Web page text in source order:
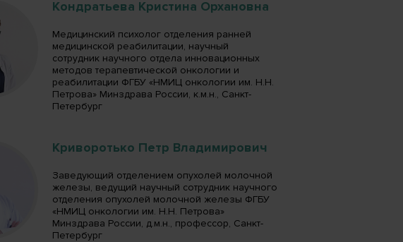
Кондратьева Кристина Орхановна
Медицинский психолог отделения ранней
медицинской реабилитации, научный
сотрудник научного отдела инновационных
методов терапевтической онкологии и
реабилитации ФГБУ «НМИЦ онкологии им. Н.Н.
Петрова» Минздрава России, к.м.н., Санкт-
Петербург
Криворотько Петр Владимирович
Заведующий отделением опухолей молочной
железы, ведущий научный сотрудник научного
отделения опухолей молочной железы ФГБУ
«НМИЦ онкологии им. Н.Н. Петрова»
Минздрава России, д.м.н., профессор, Санкт-
Петербург